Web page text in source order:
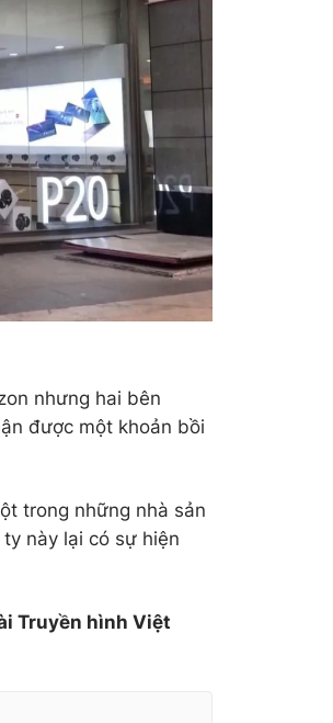
nhưng hai bên
được một khoản bồi
trong những nhà sản
này lại có sự hiện
Truyền hình Việt